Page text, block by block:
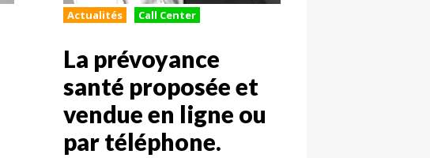
Actualités Call Center
La prévoyance
santé proposée et
vendue en ligne ou
par téléphone.